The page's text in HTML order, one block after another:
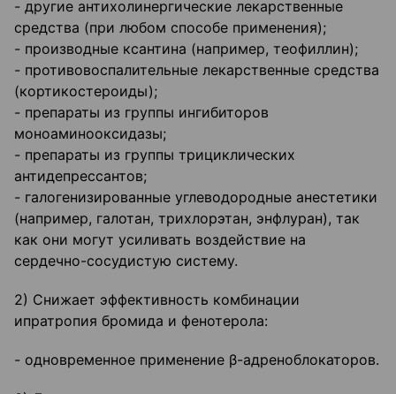
- другие антихолинергические лекарственные
средства (при любом способе применения);
- производные ксантина (например, теофиллин);
- противовоспалительные лекарственные средства
(кортикостероиды);
- препараты из группы ингибиторов
моноаминооксидазы;
- препараты из группы трициклических
антидепрессантов;
- галогенизированные углеводородные анестетики
(например, галотан, трихлорэтан, энфлуран), так
как они могут усиливать воздействие на
сердечно-сосудистую систему.
2) Снижает эффективность комбинации
ипратропия бромида и фенотерола:
- одновременное применение β-адреноблокаторов.